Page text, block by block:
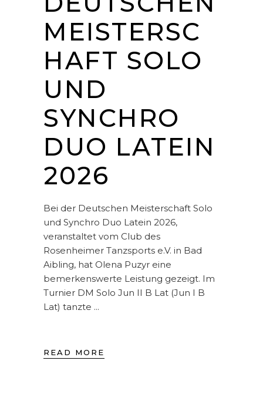
MEISTERSC
HAFT SOLO
UND
SYNCHRO
DUO LATEIN
2026
Bei der Deutschen Meisterschaft Solo
und Synchro Duo Latein 2026,
veranstaltet vom Club des
Rosenheimer Tanzsports e.V. in Bad
Aibling, hat Olena Puzyr eine
bemerkenswerte Leistung gezeigt. Im
Turnier DM Solo Jun II B Lat (Jun I B
Lat) tanzte
READ MORE